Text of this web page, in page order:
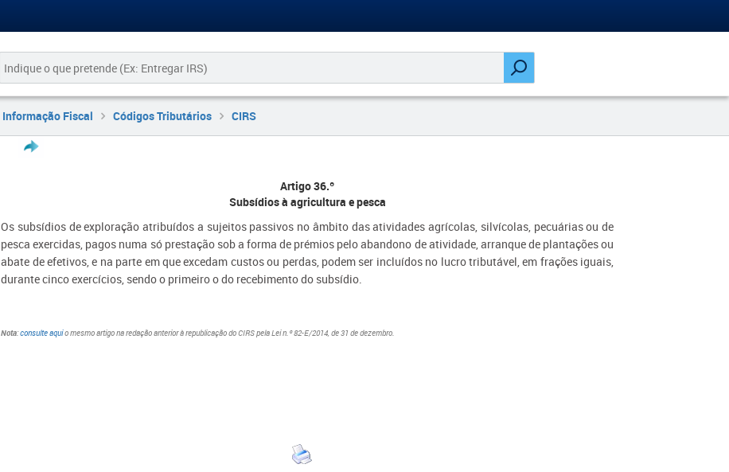
Informação Fiscal Códigos Tributários CIRS
Artigo 36.º
Subsídios à agricultura e pesca
Os subsídios de exploração atribuídos a sujeitos passivos no âmbito das atividades agrícolas, silvícolas, pecuárias ou de
pesca exercidas, pagos numa só prestação sob a forma de prémios pelo abandono de atividade, arranque de plantações ou
abate de efetivos, e na parte em que excedam custos ou perdas, podem ser incluídos no lucro tributável, em frações iguais,
durante cinco exercícios, sendo o primeiro o do recebimento do subsídio.
Nota:consulte aquio mesmo artigo na redação anterior à republicação do CIRS pela Lei n.º 82-E/2014, de 31 de dezembro.